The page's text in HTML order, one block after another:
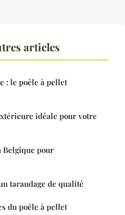
articles
: le poêle à pellet
idéale pour votre
Belgique pour
taraudage de qualité
du poêle à pellet